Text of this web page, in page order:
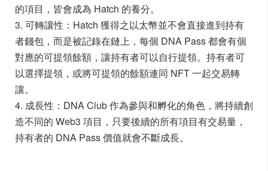
的項目，皆會成為 Hatch 的養分。
3. 可轉讓性：Hatch 獲得之以太幣並不會直接進到持有
者錢包，而是被記錄在鏈上，每個 DNA Pass 都會有個
對應的可提領餘額，讓持有者可以自行提領。持有者可
以選擇提領，或將可提領的餘額連同 NFT 一起交易轉
讓。
4. 成長性：DNA Club 作為參與和孵化的角色，將持續創
造不同的 Web3 項目，只要後續的所有項目有交易量，
持有者的 DNA Pass 價值就會不斷成長。